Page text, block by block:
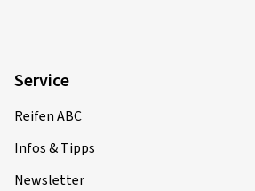
Service
Reifen ABC
Infos & Tipps
Newsletter